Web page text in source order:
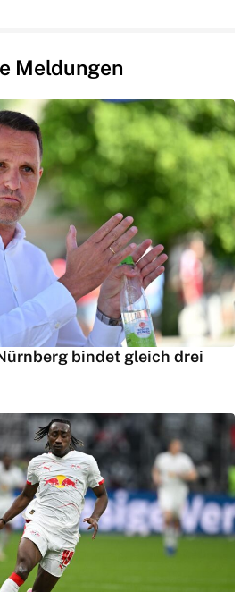
Meldungen
bindet gleich drei